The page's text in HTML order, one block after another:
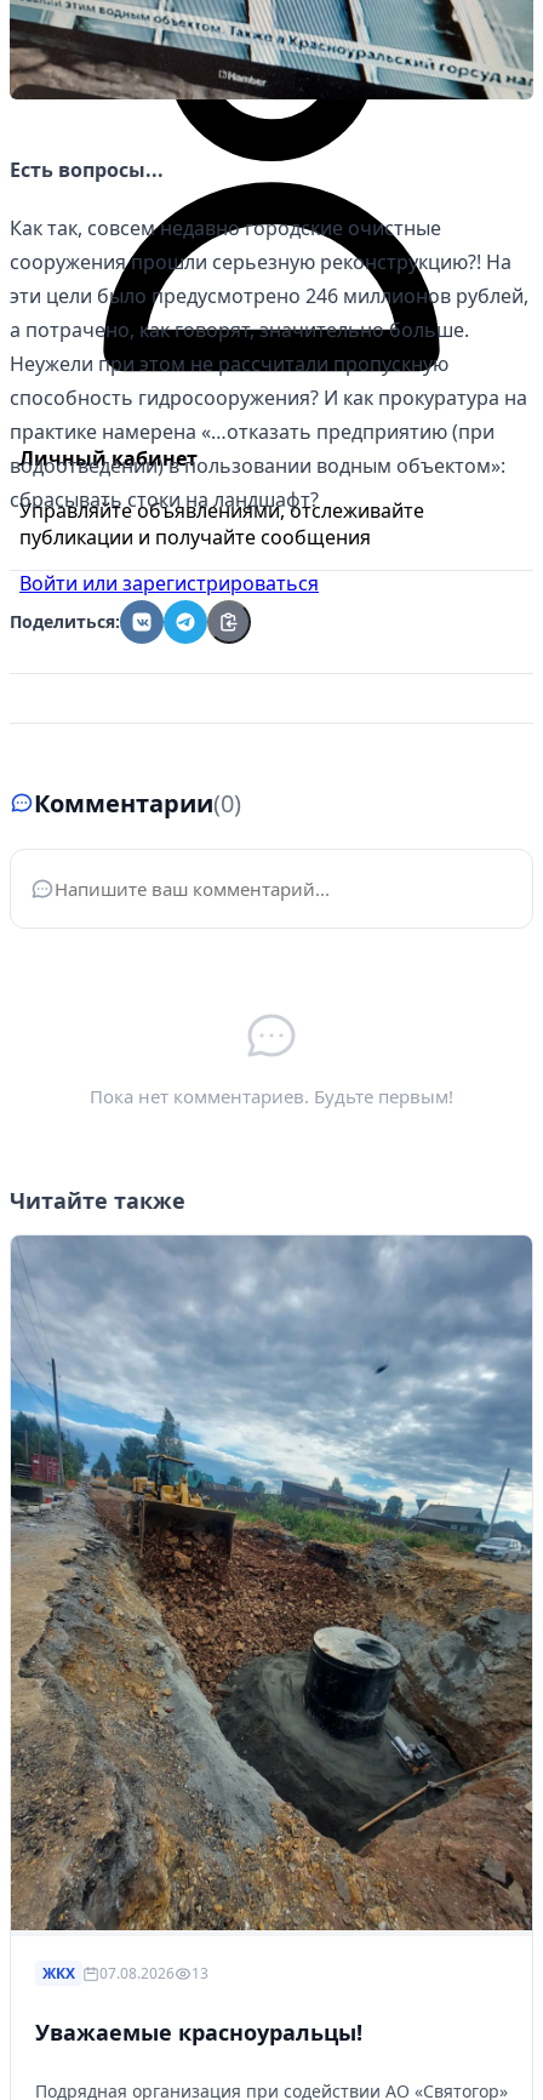
Личный кабинет
Управляйте объявлениями, отслеживайте
публикации и получайте сообщения
Войти или зарегистрироваться
Есть вопросы...
Как так, совсем недавно городские очистные
сооружения прошли серьезную реконструкцию?! На
эти цели было предусмотрено 246 миллионов рублей,
а потрачено, как говорят, значительно больше.
Неужели при этом не рассчитали пропускную
способность гидросооружения? И как прокуратура на
практике намерена «…отказать предприятию (при
водоотведении) в пользовании водным объектом»:
сбрасывать стоки на ландшафт?
Поделиться:
Комментарии(0)
Ваше имя*
Пока нет комментариев. Будьте первым!
Читайте также
ЖКХ 07.08.2026 13
Уважаемые красноуральцы!
Подрядная организация при содействии АО «Святогор»